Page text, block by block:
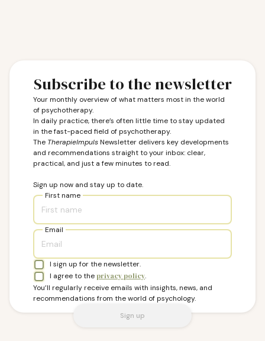
Subscribe to the newsletter
Your monthly overview of what matters most in the world
of psychotherapy.
In daily practice, there’s often little time to stay updated
in the fast-paced field of psychotherapy.
The TherapieImpulsNewsletter delivers key developments
and recommendations straight to your inbox: clear,
practical, and just a few minutes to read.
Sign up now and stay up to date.
First name
Email
I sign up for the newsletter.
I agree to theprivacy policy.
You’ll regularly receive emails with insights, news, and
recommendations from the world of psychology.
Sign up